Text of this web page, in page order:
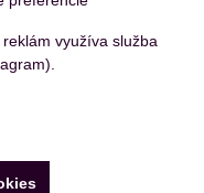
údajov
využíva služba